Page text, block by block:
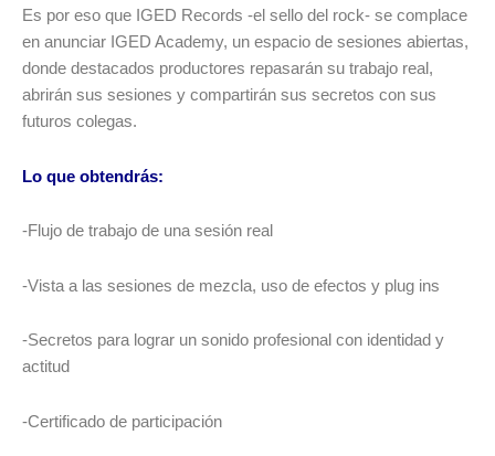
Es por eso que IGED Records -el sello del rock- se complace
en anunciar IGED Academy, un espacio de sesiones abiertas,
donde destacados productores repasarán su trabajo real,
abrirán sus sesiones y compartirán sus secretos con sus
futuros colegas.
Lo que obtendrás:
-Flujo de trabajo de una sesión real
-Vista a las sesiones de mezcla, uso de efectos y plug ins
-Secretos para lograr un sonido profesional con identidad y
actitud
-Certificado de participación